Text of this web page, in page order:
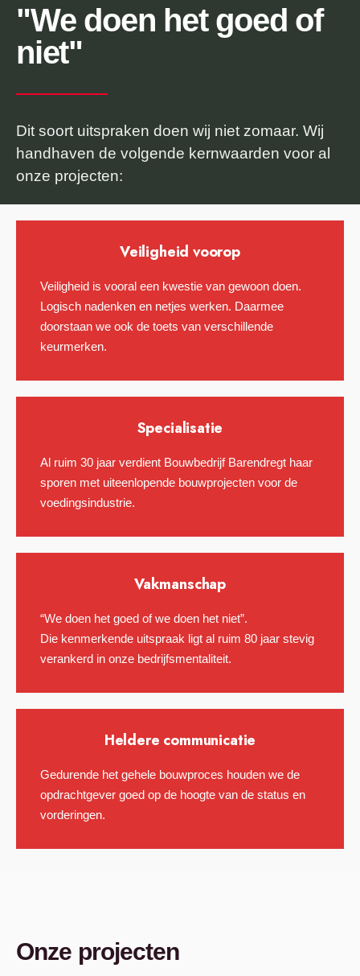
"We doen het goed of
niet"
Dit soort uitspraken doen wij niet zomaar. Wij
handhaven de volgende kernwaarden voor al
onze projecten:
Veiligheid voorop
Veiligheid is vooral een kwestie van gewoon doen.
Logisch nadenken en netjes werken. Daarmee
doorstaan we ook de toets van verschillende
keurmerken.
Specialisatie
Al ruim 30 jaar verdient Bouwbedrijf Barendregt haar
sporen met uiteenlopende bouwprojecten voor de
voedingsindustrie.
Vakmanschap
“We doen het goed of we doen het niet”.
Die kenmerkende uitspraak ligt al ruim 80 jaar stevig
verankerd in onze bedrijfsmentaliteit.
Heldere communicatie
Gedurende het gehele bouwproces houden we de
opdrachtgever goed op de hoogte van de status en
vorderingen.
Onze projecten